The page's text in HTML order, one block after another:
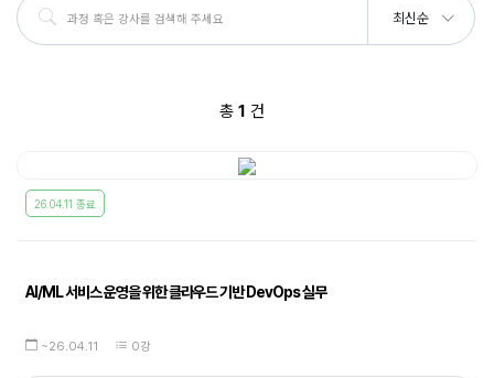
최신순
총 1 건
26.04.11 종료
AI/ML 서비스 운영을 위한 클라우드 기반 DevOps 실무
~26.04.11 0강